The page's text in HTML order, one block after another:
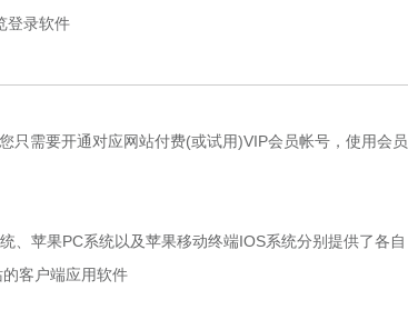
登录软件
需要开通对应网站付费(或试用)VIP会员帐号，使用会员
苹果PC系统以及苹果移动终端IOS系统分别提供了各自
客户端应用软件